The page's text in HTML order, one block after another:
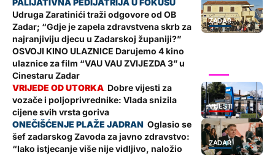
ZADAR
Udruga Zaratinići traži odgovore od OB
Zadar; “Gdje je zapela zdravstvena skrb za
najranjiviju djecu u Zadarskoj županiji?”
OSVOJI KINO ULAZNICE Darujemo 4 kino
ulaznice za film “VAU VAU ZVIJEZDA 3” u
Cinestaru Zadar
VIJESTI
Dobre vijesti za
vozače i poljoprivrednike: Vlada snizila
cijene svih vrsta goriva
ZADAR
Oglasio se
šef zadarskog Zavoda za javno zdravstvo:
“Iako istjecanje više nije vidljivo, naložio